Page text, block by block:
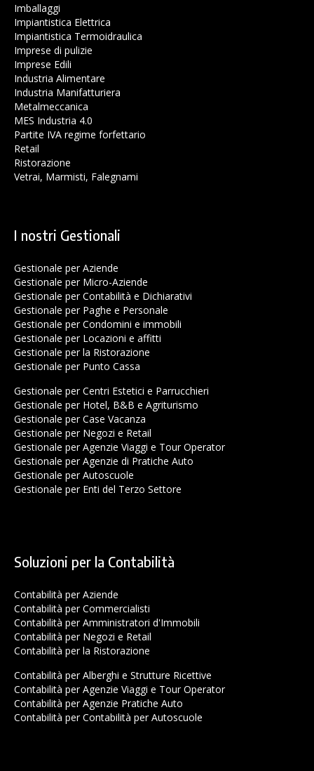
Imballaggi
Impiantistica Elettrica
Impiantistica Termoidraulica
Imprese di pulizie
Imprese Edili
Industria Alimentare
Industria Manifatturiera
Metalmeccanica
MES Industria 4.0
Partite IVA regime forfettario
Retail
Ristorazione
Vetrai, Marmisti, Falegnami
I nostri Gestionali
Gestionale per Aziende
Gestionale per Micro-Aziende
Gestionale per Contabilità e Dichiarativi
Gestionale per Paghe e Personale
Gestionale per Condomini e immobili
Gestionale per Locazioni e affitti
Gestionale per la Ristorazione
Gestionale per Punto Cassa
Gestionale per Centri Estetici e Parrucchieri
Gestionale per Hotel, B&B e Agriturismo
Gestionale per Case Vacanza
Gestionale per Negozi e Retail
Gestionale per Agenzie Viaggi e Tour Operator
Gestionale per Agenzie di Pratiche Auto
Gestionale per Autoscuole
Gestionale per Enti del Terzo Settore
Soluzioni per la Contabilità
Contabilità per Aziende
Contabilità per Commercialisti
Contabilità per Amministratori d'Immobili
Contabilità per Negozi e Retail
Contabilità per la Ristorazione
Contabilità per Alberghi e Strutture Ricettive
Contabilità per Agenzie Viaggi e Tour Operator
Contabilità per Agenzie Pratiche Auto
Contabilità per Contabilità per Autoscuole